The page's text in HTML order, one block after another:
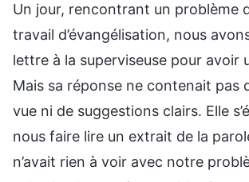
Un jour, rencontrant un problème
travail d’évangélisation, nous
lettre à la superviseuse pour avoir
Mais sa réponse ne contenait pas
vue ni de suggestions clairs. Elle
nous faire lire un extrait de la
n’avait rien à voir avec notre